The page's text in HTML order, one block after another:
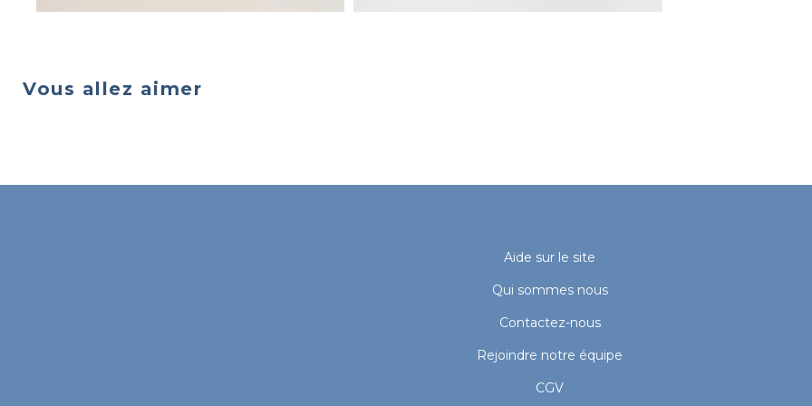
Vous allez aimer
Aide sur le site
Qui sommes nous
Contactez-nous
Rejoindre notre équipe
CGV